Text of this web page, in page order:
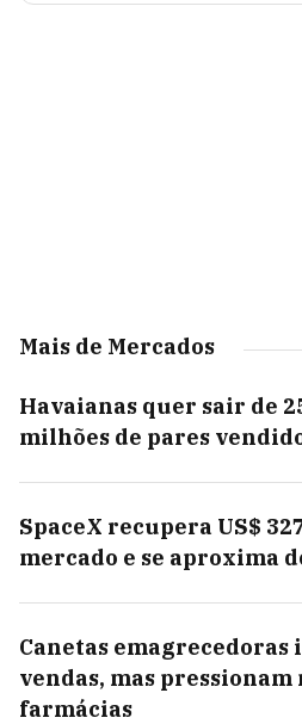
Mais de Mercados
Havaianas quer sair de
milhões de pares
SpaceX recupera US$
mercado e se aproxima
Canetas
vendas, mas pressionam
farmácias